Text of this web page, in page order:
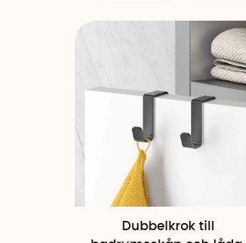
Dubbelkrok till